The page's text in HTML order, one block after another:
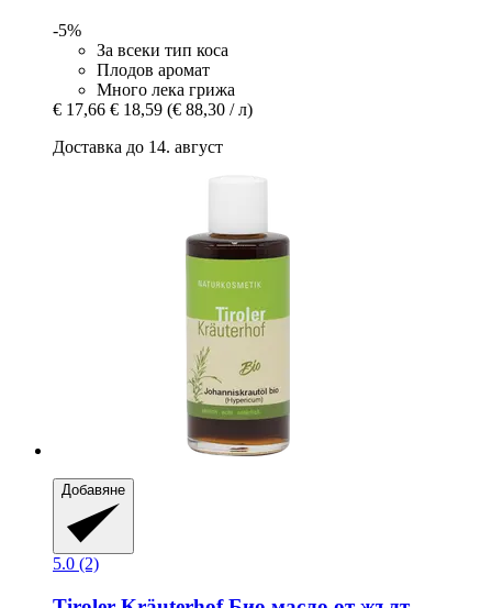
-5%
За всеки тип коса
Плодов аромат
Много лека грижа
€ 17,66 € 18,59 (€ 88,30 / л)
Доставка до 14. август
Добавяне
5.0 (2)